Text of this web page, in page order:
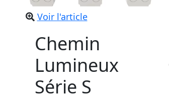
Voir l'article
Chemin
Lumineux
Série S